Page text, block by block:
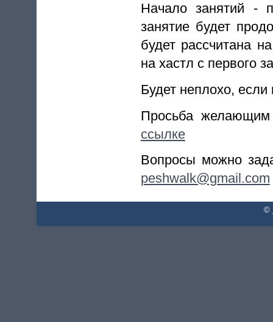
Начало занятий -
занятие будет
будет рассчитана
на хастл с первого
Будет неплохо,
Просьба желающим
ссылке
Вопросы можно
peshwalk@gmail.com
©